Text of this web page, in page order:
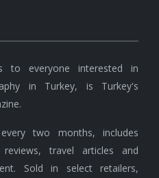
to everyone interested in
in Turkey, is Turkey's
two months, includes
travel articles and
Sold in select retailers,